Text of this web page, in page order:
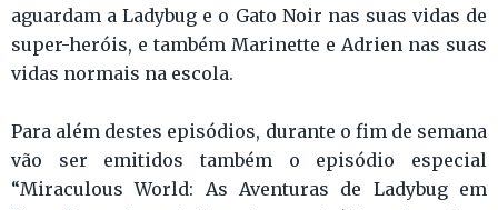
aguardam a Ladybug e o Gato Noir nas suas vidas de
super-heróis, e também Marinette e Adrien nas suas
vidas normais na escola.
Para além destes episódios, durante o fim de semana
vão ser emitidos também o episódio especial
“Miraculous World: As Aventuras de Ladybug em